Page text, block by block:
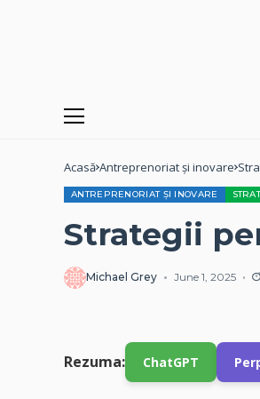
Acasă Antreprenoriat și inovare
ANTREPRENORIAT ȘI INOVARE
Strategii
Michael Grey June 1, 2025
Rezuma: ChatGPT